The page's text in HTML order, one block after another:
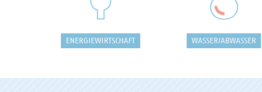
ENERGIEWIRTSCHAFT WASSER/ABWASSER